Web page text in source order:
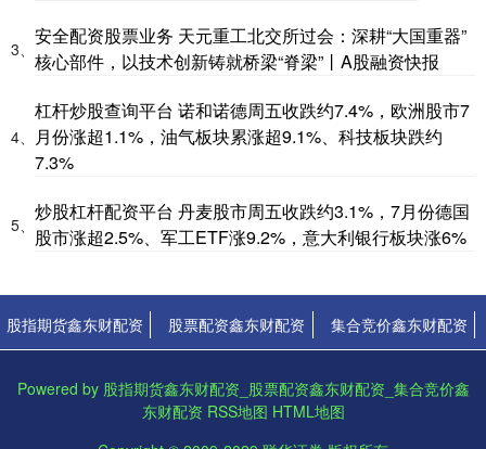
3、
安全配资股票业务 天元重工北交所过会：深耕“大国重器”
核心部件，以技术创新铸就桥梁“脊梁”丨A股融资快报
4、
杠杆炒股查询平台 诺和诺德周五收跌约7.4%，欧洲股市7
月份涨超1.1%，油气板块累涨超9.1%、科技板块跌约
7.3%
5、
炒股杠杆配资平台 丹麦股市周五收跌约3.1%，7月份德国
股市涨超2.5%、军工ETF涨9.2%，意大利银行板块涨6%
股指期货鑫东财配资 股票配资鑫东财配资 集合竞价鑫东财配资
Powered by 股指期货鑫东财配资_股票配资鑫东财配资_集合竞价鑫
东财配资 RSS地图 HTML地图